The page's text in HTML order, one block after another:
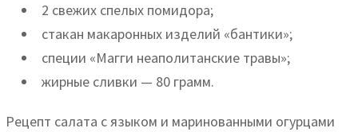
2 свежих спелых помидора;
стакан макаронных изделий «бантики»;
специи «Магги неаполитанские травы»;
жирные сливки — 80 грамм.
Рецепт салата с языком и маринованными огурцами